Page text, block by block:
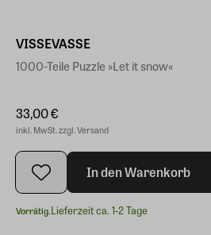
VISSEVASSE
1000-Teile Puzzle »Let it snow«
33,00 €
inkl. MwSt. zzgl. Versand
In den Warenkorb
Vorrätig.Lieferzeit ca. 1-2 Tage